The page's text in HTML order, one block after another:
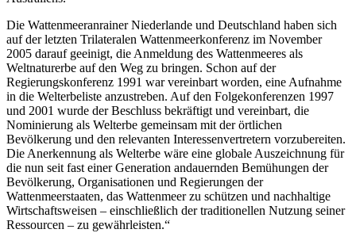
Die Wattenmeeranrainer Niederlande und Deutschland haben sich
auf der letzten Trilateralen Wattenmeerkonferenz im November
2005 darauf geeinigt, die Anmeldung des Wattenmeeres als
Weltnaturerbe auf den Weg zu bringen. Schon auf der
Regierungskonferenz 1991 war vereinbart worden, eine Aufnahme
in die Welterbeliste anzustreben. Auf den Folgekonferenzen 1997
und 2001 wurde der Beschluss bekräftigt und vereinbart, die
Nominierung als Welterbe gemeinsam mit der örtlichen
Bevölkerung und den relevanten Interessenvertretern vorzubereiten.
Die Anerkennung als Welterbe wäre eine globale Auszeichnung für
die nun seit fast einer Generation andauernden Bemühungen der
Bevölkerung, Organisationen und Regierungen der
Wattenmeerstaaten, das Wattenmeer zu schützen und nachhaltige
Wirtschaftsweisen – einschließlich der traditionellen Nutzung seiner
Ressourcen – zu gewährleisten.“